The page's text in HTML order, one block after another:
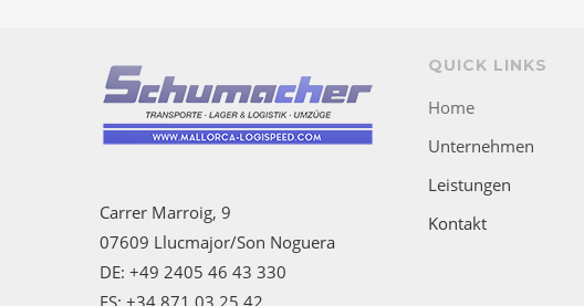
Carrer Marroig, 9
07609 Llucmajor/Son Noguera
DE: +49 2405 46 43 330
ES: +34 871 03 25 42
QUICK LINKS
Home
Unternehmen
Leistungen
Kontakt